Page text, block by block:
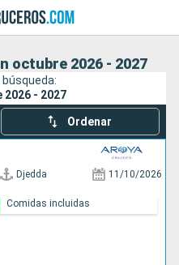
octubre 2026 - 2027
- 2027
Ordenar
Djedda 11/10/2026
Comidas incluidas